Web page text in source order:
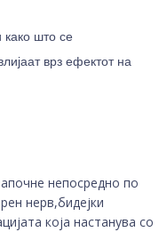
што се
врз ефектот на
непосредно по
нерв,бидејки
која настанува со